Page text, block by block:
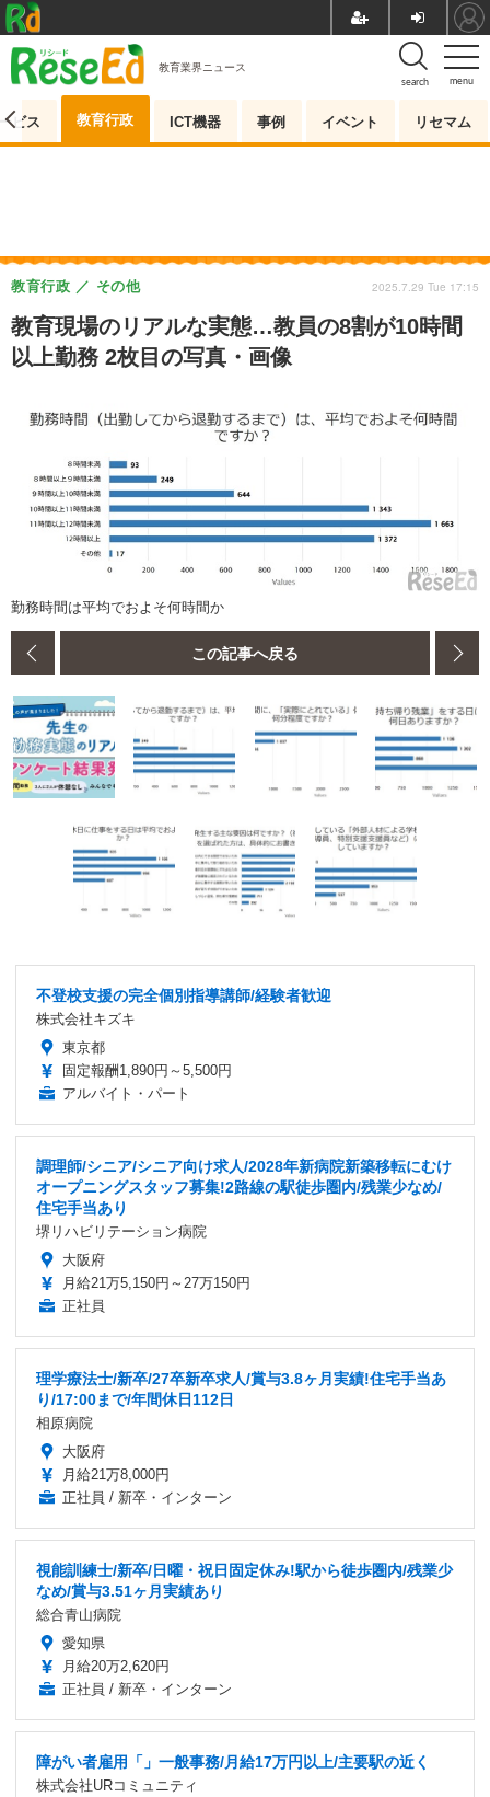
menu
search
教育業界ニュース
ビス 教育行政 ICT機器 事例 イベント リセマム
教育現場のリアルな実態…教員の8割が10時間
以上勤務 2枚目の写真・画像
教育行政 その他 2025.7.29 Tue 17:15
勤務時間は平均でおよそ何時間か
この記事へ戻る
不登校支援の完全個別指導講師/経験者歓迎
株式会社キズキ
東京都
固定報酬1,890円～5,500円
アルバイト・パート
調理師/シニア/シニア向け求人/2028年新病院新築移転にむけ
オープニングスタッフ募集!2路線の駅徒歩圏内/残業少なめ/
住宅手当あり
堺リハビリテーション病院
大阪府
月給21万5,150円～27万150円
正社員
理学療法士/新卒/27卒新卒求人/賞与3.8ヶ月実績!住宅手当あ
り/17:00まで/年間休日112日
相原病院
大阪府
月給21万8,000円
正社員 / 新卒・インターン
視能訓練士/新卒/日曜・祝日固定休み!駅から徒歩圏内/残業少
なめ/賞与3.51ヶ月実績あり
総合青山病院
愛知県
月給20万2,620円
正社員 / 新卒・インターン
障がい者雇用「」一般事務/月給17万円以上/主要駅の近く
株式会社URコミュニティ